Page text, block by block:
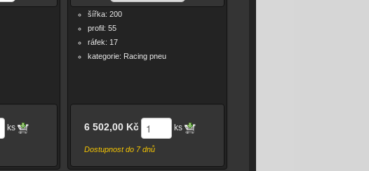
ks
šířka: 200
profil: 55
ráfek: 17
kategorie: Racing pneu
6 502,00 Kč ks
Dostupnost do 7 dnů